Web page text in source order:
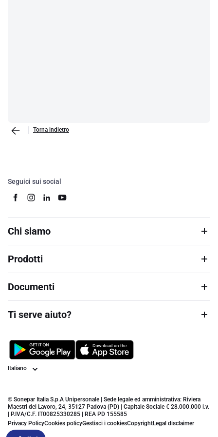
Torna indietro
Seguici sui social
Chi siamo
Prodotti
Documenti
Ti serve aiuto?
Lingua
© Sonepar Italia S.p.A Unipersonale | Sede legale ed amministrativa: Riviera
Maestri del Lavoro, 24, 35127 Padova (PD) | Capitale Sociale € 28.000.000 i.v.
| P.IVA/C.F. IT00825330285 | REA PD 155585
Privacy PolicyCookies policyGestisci i cookiesCopyrightLegal disclaimer